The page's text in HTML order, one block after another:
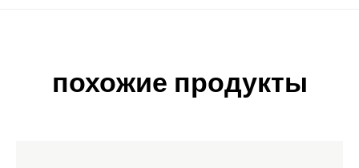
похожие продукты